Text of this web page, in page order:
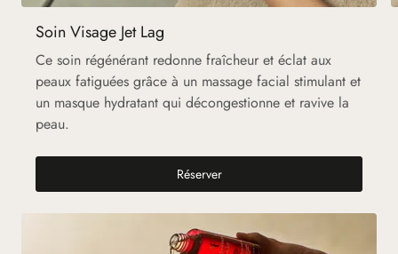
Soin Visage Jet Lag
Ce soin régénérant redonne fraîcheur et éclat aux
peaux fatiguées grâce à un massage facial stimulant et
un masque hydratant qui décongestionne et ravive la
peau.
RéserverSoin Visage Jet Lag